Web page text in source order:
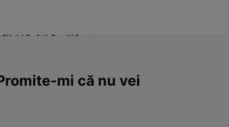
Click! Poftă Bună!Contact
mi că nu vei